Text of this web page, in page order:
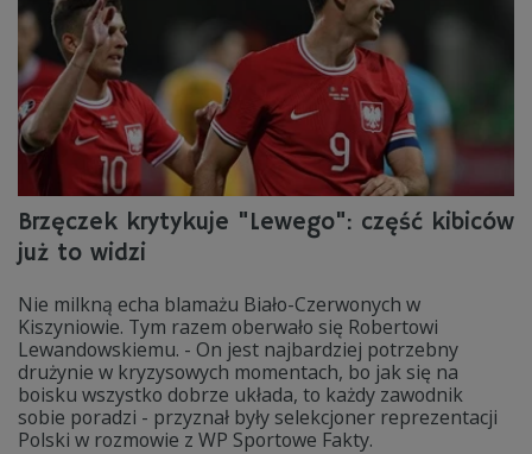
Brzęczek krytykuje "Lewego": część kibiców
już to widzi
Nie milkną echa blamażu Biało-Czerwonych w
Kiszyniowie. Tym razem oberwało się Robertowi
Lewandowskiemu. - On jest najbardziej potrzebny
drużynie w kryzysowych momentach, bo jak się na
boisku wszystko dobrze układa, to każdy zawodnik
sobie poradzi - przyznał były selekcjoner reprezentacji
Polski w rozmowie z WP Sportowe Fakty.